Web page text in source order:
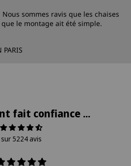
sommes ravis que les chaises
le montage ait été simple.
fait confiance ...
sur 5224 avis